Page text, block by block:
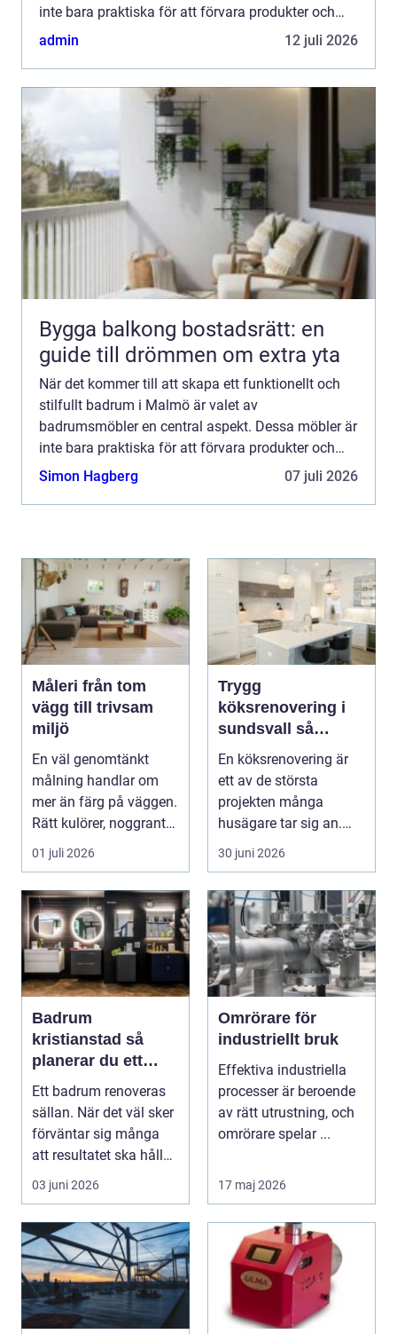
inte bara praktiska för att förvara produkter och
hålla ordning, ut...
admin 12 juli 2026
Bygga balkong bostadsrätt: en
guide till drömmen om extra yta
När det kommer till att skapa ett funktionellt och
stilfullt badrum i Malmö är valet av
badrumsmöbler en central aspekt. Dessa möbler är
inte bara praktiska för att förvara produkter och
hålla ordning, ut...
Simon Hagberg 07 juli 2026
Måleri från tom
vägg till trivsam
miljö
En väl genomtänkt
målning handlar om
mer än färg på väggen.
Rätt kulörer, noggrant
underarbete och e...
01 juli 2026
Trygg
köksrenovering i
sundsvall så
skapar du ett kök
som håller länge
En köksrenovering är
ett av de största
projekten många
husägare tar sig an.
Kostnaderna är ofta
höga...
30 juni 2026
Badrum
kristianstad så
planerar du ett
tryggt och hållbart
badrumsprojekt
Ett badrum renoveras
sällan. När det väl sker
förväntar sig många
att resultatet ska hålla i
2030 år...
03 juni 2026
Omrörare för
industriellt bruk
Effektiva industriella
processer är beroende
av rätt utrustning, och
omrörare spelar ...
17 maj 2026